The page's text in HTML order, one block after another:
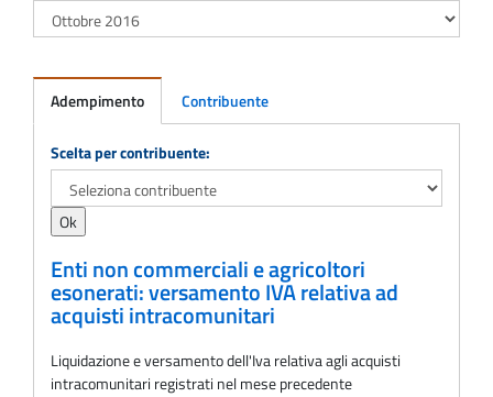
Adempimento Contribuente
Adempimento
Scelta per contribuente:
Enti non commerciali e agricoltori
esonerati: versamento IVA relativa ad
acquisti intracomunitari
Liquidazione e versamento dell'Iva relativa agli acquisti
intracomunitari registrati nel mese precedente